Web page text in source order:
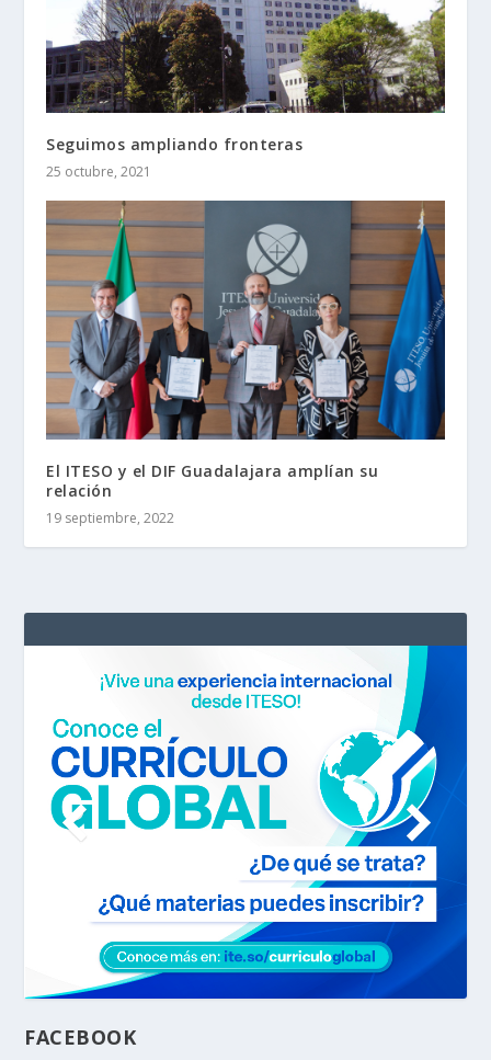
Seguimos ampliando fronteras
25 octubre, 2021
El ITESO y el DIF Guadalajara amplían su
relación
19 septiembre, 2022
FACEBOOK